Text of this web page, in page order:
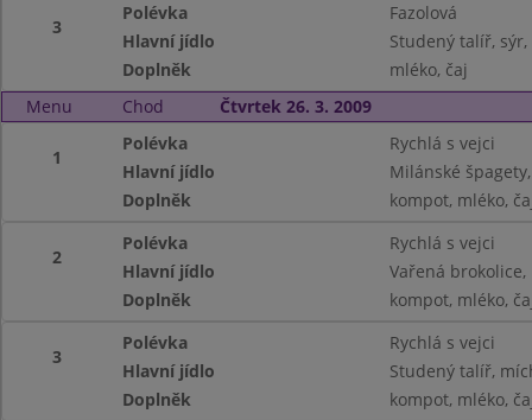
3
Polévka
Fazolová
Hlavní jídlo
Studený talíř,
Doplněk
mléko, čaj
Menu
Chod Čtvrtek 26. 3. 2009
1
Polévka
Rychlá s vejci
Hlavní jídlo
Milánské
Doplněk
kompot, mléko,
2
Polévka
Rychlá s vejci
Hlavní jídlo
Vařená
Doplněk
kompot, mléko,
3
Polévka
Rychlá s vejci
Hlavní jídlo
Studený talíř,
Doplněk
kompot, mléko,